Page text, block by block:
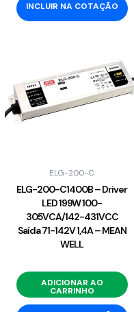
INCLUIR NA COTAÇÃO
ELG-200-C
ELG-200-C1400B – Driver
LED 199W 100-
305VCA/142-431VCC
Saída 71-142V 1,4A – MEAN
WELL
ADICIONAR AO
CARRINHO